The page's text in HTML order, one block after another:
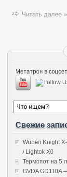
Читать далее »
Метатрон в
Свежие
Wuben Knight
/ Lightok X0
Термопот на 5
GVDA GD110A